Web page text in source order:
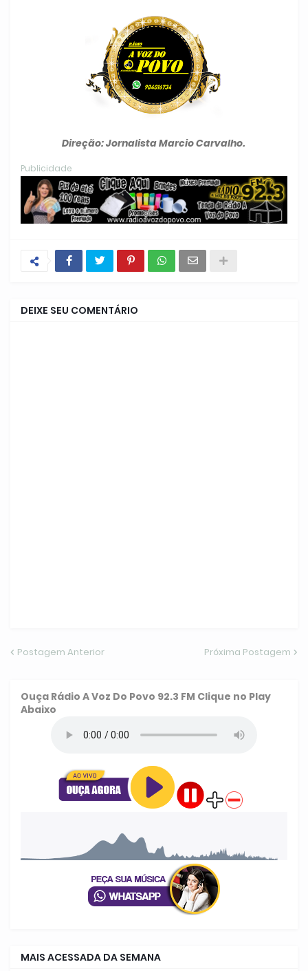
Direção: Jornalista Marcio Carvalho.
Publicidade
DEIXE SEU COMENTÁRIO
Postagem Anterior Próxima Postagem
Ouça Rádio A Voz Do Povo 92.3 FM Clique no Play
Abaixo
MAIS ACESSADA DA SEMANA